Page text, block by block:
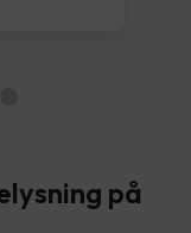
på